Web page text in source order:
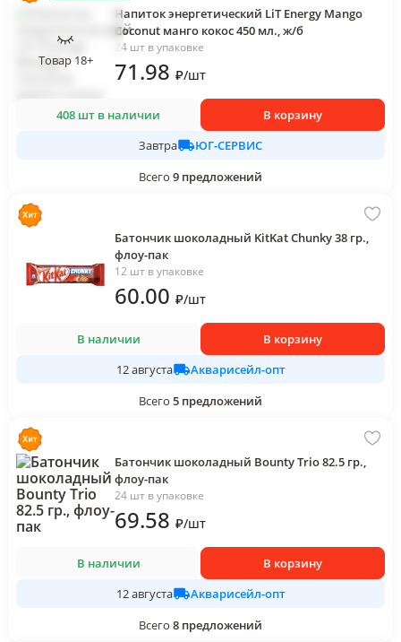
Товар 18+
Напиток энергетический LiT Energy Mango
Coconut манго кокос 450 мл., ж/б
24 шт в упаковке
71.98 ₽/шт
408 шт в наличии
В корзину
Завтра
ЮГ-СЕРВИС
Всего 9 предложений
Батончик шоколадный KitKat Chunky 38 гр.,
флоу-пак
12 шт в упаковке
60.00 ₽/шт
В наличии
В корзину
12 августа
Акварисейл-опт
Всего 5 предложений
Батончик шоколадный Bounty Trio 82.5 гр.,
флоу-пак
24 шт в упаковке
69.58 ₽/шт
В наличии
В корзину
12 августа
Акварисейл-опт
Всего 8 предложений